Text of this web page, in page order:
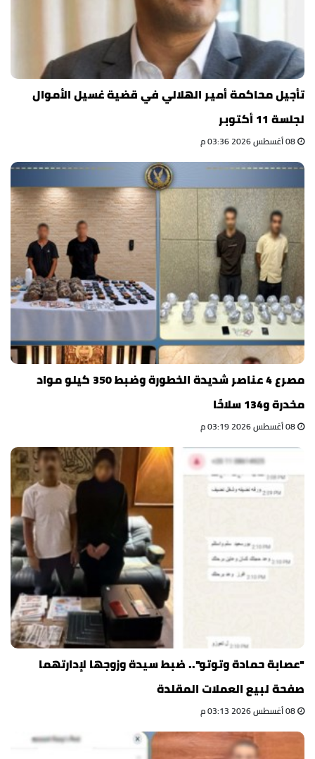
تأجيل محاكمة أمير الهلالي في قضية غسيل الأموال
لجلسة 11 أكتوبر
مصرع 4 عناصر شديدة الخطورة وضبط 350 كيلو مواد
مخدرة و134 سلاحًا
"عصابة حمادة وتوتو".. ضبط سيدة وزوجها لإدارتهما
صفحة لبيع العملات المقلدة